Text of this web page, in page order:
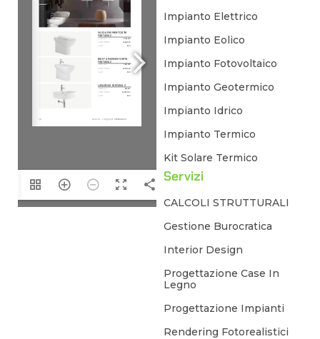
Impianto Elettrico
Impianto Eolico
Impianto Fotovoltaico
Impianto Geotermico
Impianto Idrico
Impianto Termico
Kit Solare Termico
Servizi
CALCOLI STRUTTURALI
Gestione Burocratica
Interior Design
Progettazione Case In
Legno
Progettazione Impianti
Rendering Fotorealistici